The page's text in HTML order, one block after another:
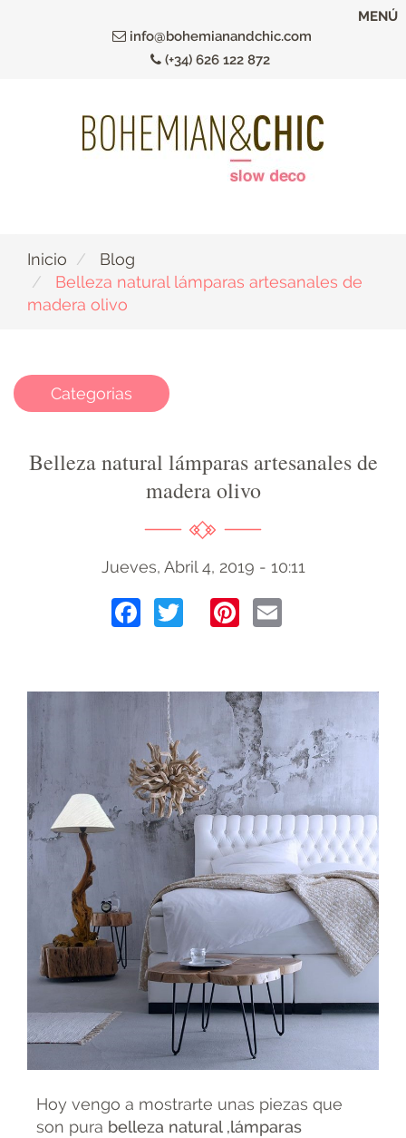
info@bohemianandchic.com
(+34) 626 122 872
MENÚ
Inicio
Blog
Belleza natural lámparas artesanales de
madera olivo
Categorias
Belleza natural lámparas artesanales de
madera olivo
Jueves, Abril 4, 2019 - 10:11
Facebook
TwitterPinterest
Email
Hoy vengo a mostrarte unas piezas que
son pura belleza natural ,lámparas